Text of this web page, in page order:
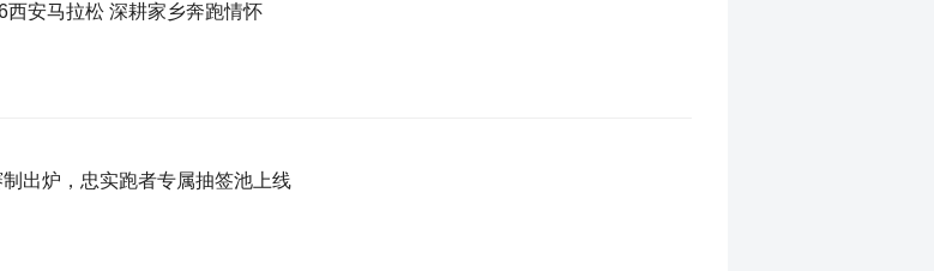
西安马拉松 深耕家乡奔跑情怀
出炉，忠实跑者专属抽签池上线